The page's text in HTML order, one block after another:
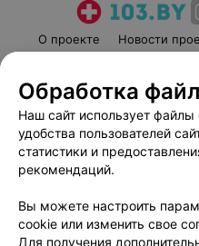
О проекте Новости
Пользовательское
Вакансии
Написать
Обработка
Обработка
Наш сайт использует
удобства пользователей
статистики и
рекомендаций.
Вы можете настроить
cookie или изменить свое
Для получения